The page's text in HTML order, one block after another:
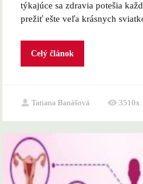
týkajúce sa zdravia potešia
prežiť ešte veľa krásnych
Celý článok
Tatiana Banášová 3510x